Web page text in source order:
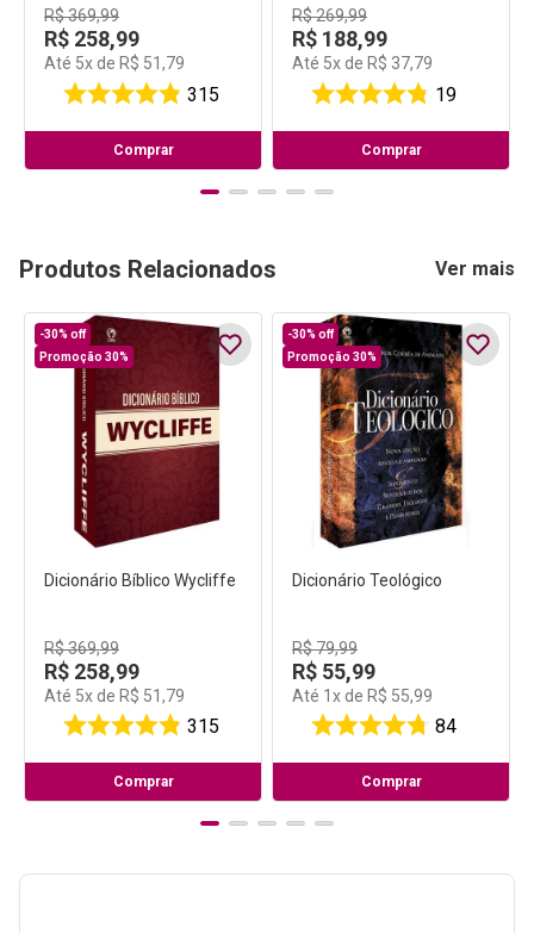
R$369,99
R$ 258,99
Até 5x de R$ 51 ,79
315
Comprar
R$269,99
R$ 188,99
Até 5x de R$ 37,79
19
Comprar
Produtos Relacionados Ver mais
-30% off
Promoção 30%
Dicionário Bíblico Wycliffe
R$369,99
R$ 258,99
Até 5x de R$ 51 ,79
315
Comprar
-30% off
Promoção 30%
Dicionário Teológico
R$79,99
R$ 55,99
Até 1 x de R$ 55,99
84
Comprar